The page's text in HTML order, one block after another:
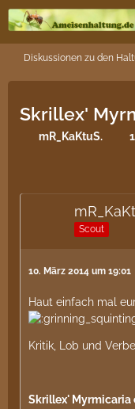
Diskussionen zu den
Skrillex'
mR_KaKtuS.
Scout
10. März 2014 um 19:01
Haut einfach mal
Kritik, Lob und
Skrillex' Myrmicaria